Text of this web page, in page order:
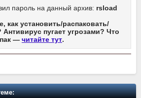
пароль на данный архив: rsload
как установить/распаковать/
Антивирус пугает угрозами? Что
— читайте тут.